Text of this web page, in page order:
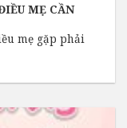
MẸ CẦN
mẹ gặp phải